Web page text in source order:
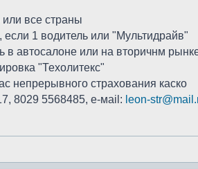
все страны
1 водитель или "Мультидрайв"
в автосалоне или на вторичнм
"Техолитекс"
непрерывного страхования каско
8029 5568485, е-мail: leon-